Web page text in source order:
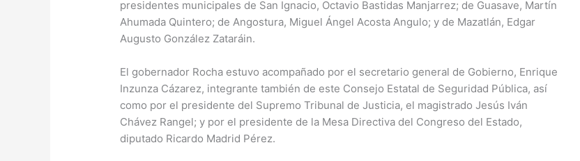
presidentes municipales de San Ignacio, Octavio Bastidas Manjarrez; de Guasave, Martín
Ahumada Quintero; de Angostura, Miguel Ángel Acosta Angulo; y de Mazatlán, Edgar
Augusto González Zataráin.
El gobernador Rocha estuvo acompañado por el secretario general de Gobierno, Enrique
Inzunza Cázarez, integrante también de este Consejo Estatal de Seguridad Pública, así
como por el presidente del Supremo Tribunal de Justicia, el magistrado Jesús Iván
Chávez Rangel; y por el presidente de la Mesa Directiva del Congreso del Estado,
diputado Ricardo Madrid Pérez.